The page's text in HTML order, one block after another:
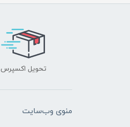
تحویل اکسپرس
منوی وب‌سایت